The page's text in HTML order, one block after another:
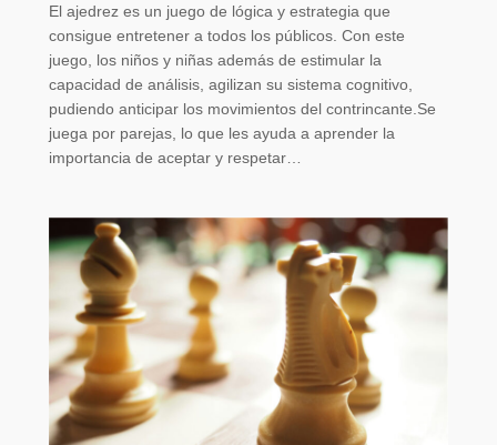
El ajedrez es un juego de lógica y estrategia que
consigue entretener a todos los públicos. Con este
juego, los niños y niñas además de estimular la
capacidad de análisis, agilizan su sistema cognitivo,
pudiendo anticipar los movimientos del contrincante.Se
juega por parejas, lo que les ayuda a aprender la
importancia de aceptar y respetar…